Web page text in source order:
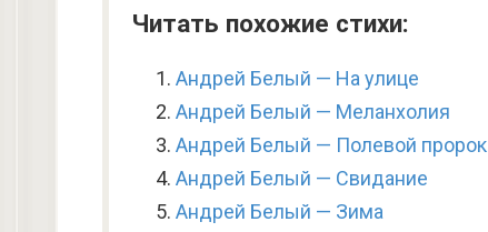
Читать похожие стихи:
Андрей Белый — На улице
Андрей Белый — Меланхолия
Андрей Белый — Полевой пророк
Андрей Белый — Свидание
Андрей Белый — Зима